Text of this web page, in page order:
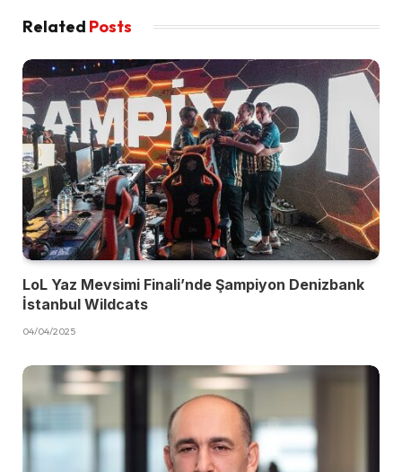
Related Posts
LoL Yaz Mevsimi Finali’nde Şampiyon Denizbank
İstanbul Wildcats
04/04/2025